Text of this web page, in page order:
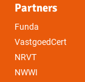
Partners
Funda
VastgoedCert
NRVT
NWWI